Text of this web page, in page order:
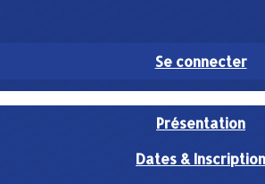
Se connecter
Présentation
Dates & Inscription